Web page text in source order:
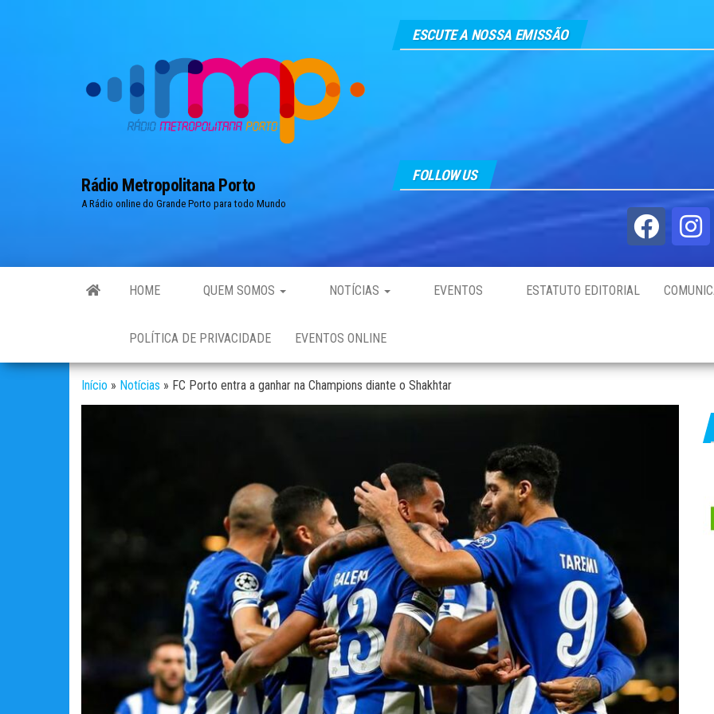
Rádio Metropolitana Porto
A Rádio online do Grande Porto para todo Mundo
ESCUTE A NOSSA EMISSÃO
FOLLOW US
HOME QUEM SOMOS NOTÍCIAS EVENTOS ESTATUTO EDITORIAL
POLÍTICA DE PRIVACIDADE EVENTOS ONLINE
Início » Notícias » FC Porto entra a ganhar na Champions diante o Shakhtar